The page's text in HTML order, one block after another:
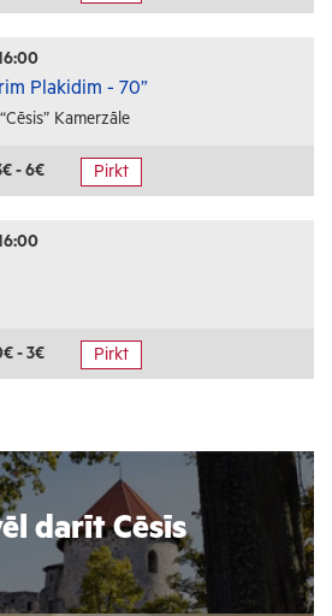
Plakidim - 70”
Kamerzāle
- 6€ Pirkt
- 3€ Pirkt
darīt Cēsīs